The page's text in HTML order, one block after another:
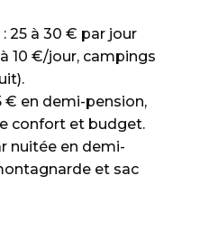
: 25 à 30 € par jour
10 €/jour, campings
€ en demi-pension,
confort et budget.
nuitée en demi-
et sac